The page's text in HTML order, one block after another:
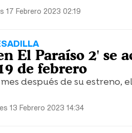
17 Febrero 2023 02:19
El Paraíso 2' se
de febrero
después de su
13 Febrero 2023 14:34